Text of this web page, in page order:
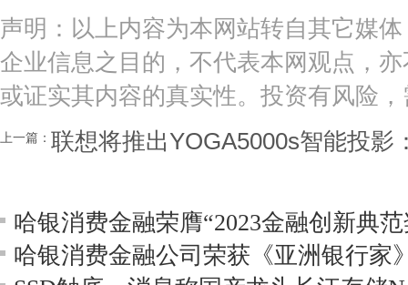
声明：以上内容为本网站转自其它媒
企业信息之目的，不代表本网观点，
或证实其内容的真实性。投资有风险
上一篇： 联想将推出YOGA5000s智能投影